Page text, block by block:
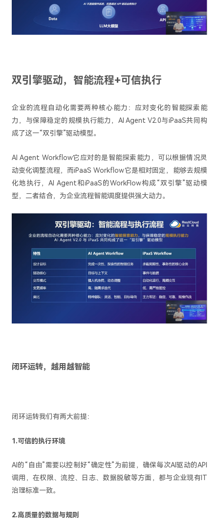
双引擎驱动，智能流程+可信执行
企业的流程自动化需要两种核心能力：应对变化的智能探索能
力，与保障稳定的规模执行能力，AI Agent V2.0与iPaaS共同构
成了这一“双引擎”驱动模型。
AI Agent Workflow它应对的是智能探索能力，可以根据情况灵
动变化调整流程，而iPaaS Workflow它是相对固定，能够去规模
化地执行，AI Agent和iPaaS的WorkFlow构成“双引擎”驱动模
型，二者结合，为企业流程智能调度提供强大动力。
闭环运转，越用越智能
闭环运转我们有两大前提：
1.可信的执行环境
AI的“自由”需要以控制好“确定性”为前提，确保每次AI驱动的API
调用，在权限、流控、日志、数据脱敏等方面，都与企业现有IT
治理标准一致。
2.高质量的数据与规则